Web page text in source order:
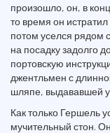
произошло, он, в
то время он
потом уселся рядом
на посадку задолго
портовскую
джентльмен с
шляпе, выдававшей
Как только Гершель
мучительный стон.